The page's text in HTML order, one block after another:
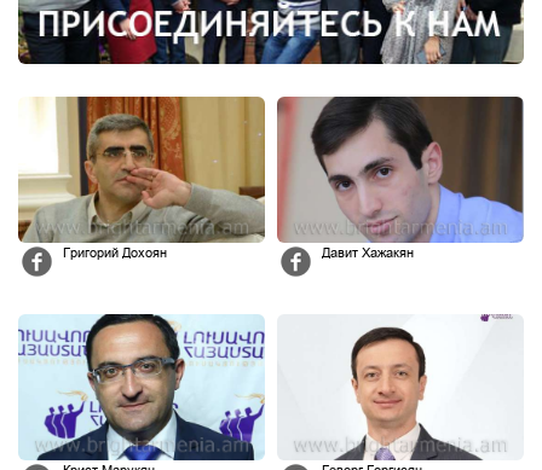
Григорий Дохоян Давит Хажакян